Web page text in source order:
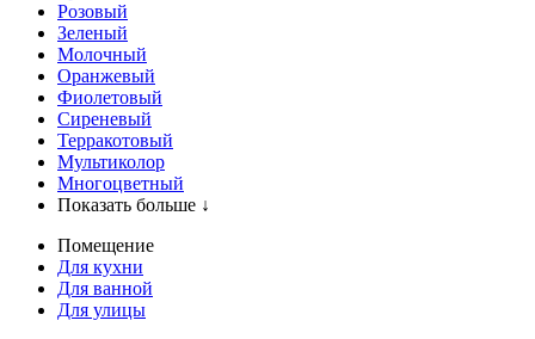
Розовый
Зеленый
Молочный
Оранжевый
Фиолетовый
Сиреневый
Терракотовый
Мультиколор
Многоцветный
Показать больше ↓
Помещение
Для кухни
Для ванной
Для улицы